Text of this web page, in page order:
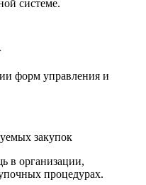
системе.
форм управления и
закупок
в организации,
процедурах.